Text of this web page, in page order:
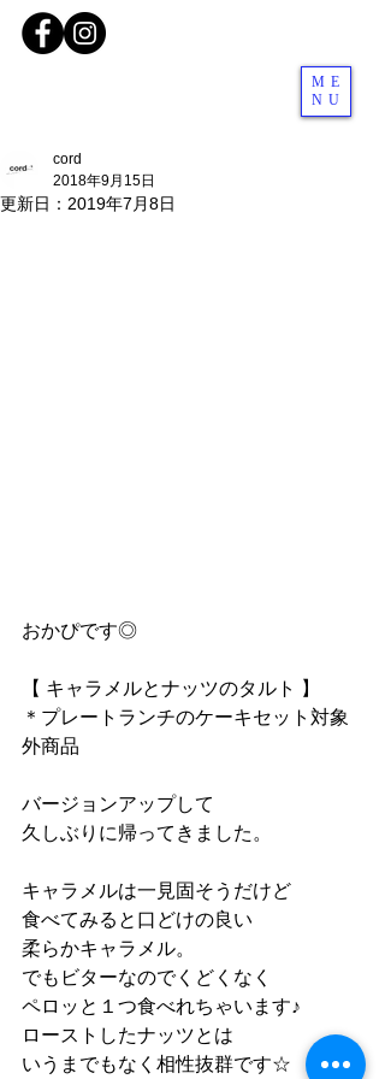
ME
NU
cord
2018年9月15日
更新日： 2019年7月8日
おかぴです◎
【 キャラメルとナッツのタルト 】
＊プレートランチのケーキセット対象
外商品
バージョンアップして
久しぶりに帰ってきました。
キャラメルは一見固そうだけど
食べてみると口どけの良い
柔らかキャラメル。
でもビターなのでくどくなく
ペロッと１つ食べれちゃいます♪
ローストしたナッツとは
いうまでもなく相性抜群です☆